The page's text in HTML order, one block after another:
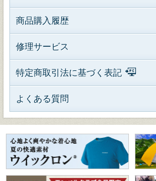
商品購入履歴
修理サービス
特定商取引法に基づく表記
よくある質問